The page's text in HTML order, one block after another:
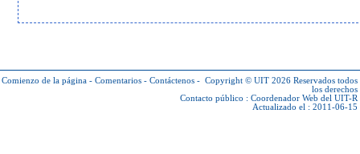
Comienzo de la página - Comentarios - Contáctenos - Copyright © UIT 2026 Reservados todos
los derechos
Contacto público : Coordenador Web del UIT-R
Actualizado el : 2011-06-15